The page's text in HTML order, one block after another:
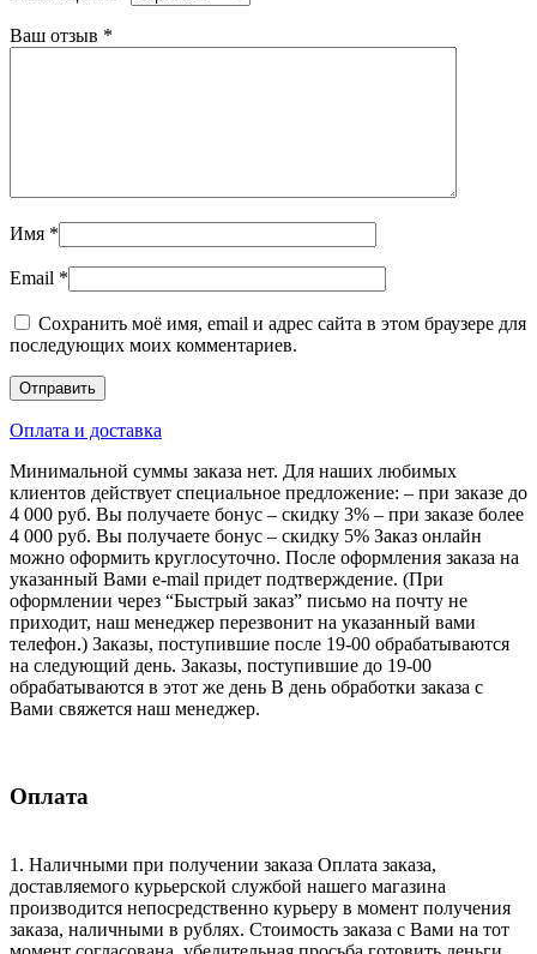
Ваш отзыв *
Имя *
Email *
Сохранить моё имя, email и адрес сайта в этом браузере для
последующих моих комментариев.
Оплата и доставка
Минимальной суммы заказа нет. Для наших любимых
клиентов действует специальное предложение: – при заказе до
4 000 руб. Вы получаете бонус – скидку 3% – при заказе более
4 000 руб. Вы получаете бонус – скидку 5% Заказ онлайн
можно оформить круглосуточно. После оформления заказа на
указанный Вами e-mail придет подтверждение. (При
оформлении через “Быстрый заказ” письмо на почту не
приходит, наш менеджер перезвонит на указанный вами
телефон.) Заказы, поступившие после 19-00 обрабатываются
на следующий день. Заказы, поступившие до 19-00
обрабатываются в этот же день В день обработки заказа с
Вами свяжется наш менеджер.
Оплата
1. Наличными при получении заказа Оплата заказа,
доставляемого курьерской службой нашего магазина
производится непосредственно курьеру в момент получения
заказа, наличными в рублях. Стоимость заказа с Вами на тот